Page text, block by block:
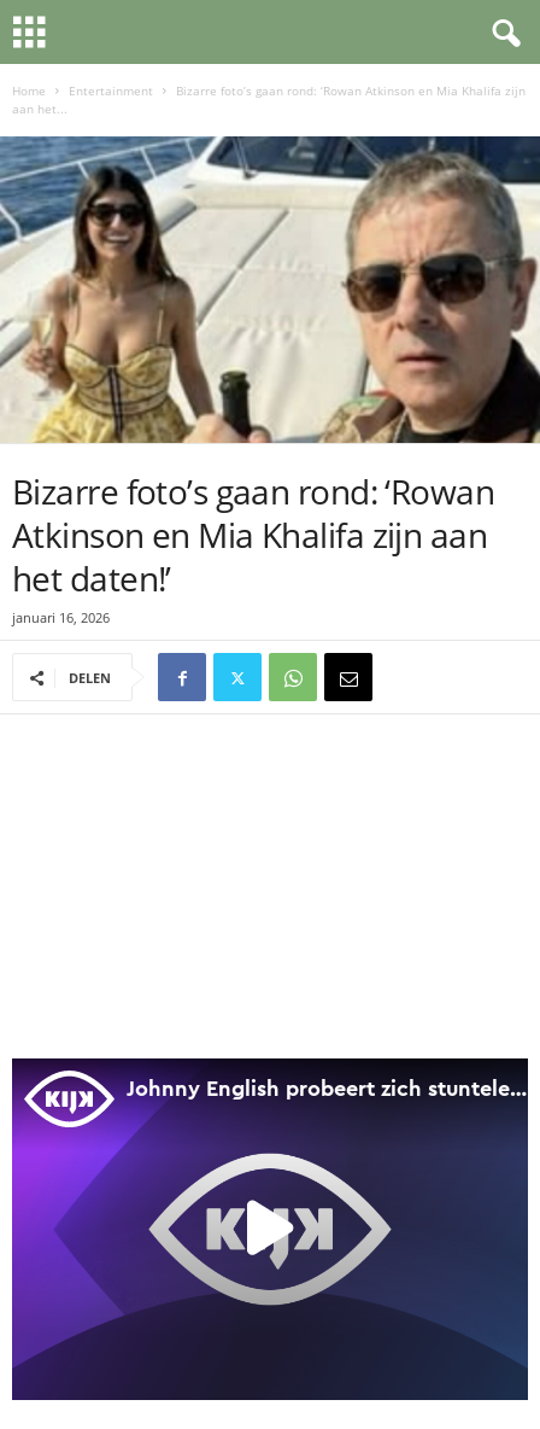
Home Entertainment
Bizarre foto’s gaan rond: ‘Rowan Atkinson en Mia Khalifa zijn
aan het...
Bizarre foto’s gaan rond: ‘Rowan
Atkinson en Mia Khalifa zijn aan
het daten!’
januari 16, 2026
DELEN